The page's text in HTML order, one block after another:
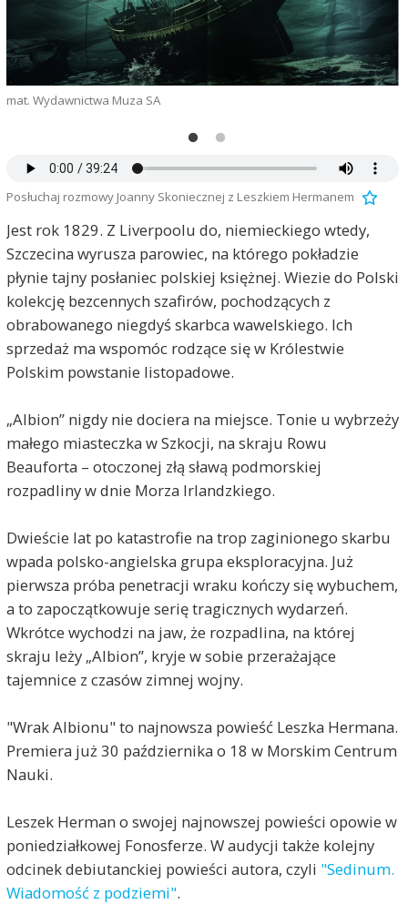
mat. Wydawnictwa Muza SA
Posłuchaj rozmowy Joanny Skoniecznej z Leszkiem Hermanem
Jest rok 1829. Z Liverpoolu do, niemieckiego wtedy,
Szczecina wyrusza parowiec, na którego pokładzie
płynie tajny posłaniec polskiej księżnej. Wiezie do Polski
kolekcję bezcennych szafirów, pochodzących z
obrabowanego niegdyś skarbca wawelskiego. Ich
sprzedaż ma wspomóc rodzące się w Królestwie
Polskim powstanie listopadowe.
„Albion” nigdy nie dociera na miejsce. Tonie u wybrzeży
małego miasteczka w Szkocji, na skraju Rowu
Beauforta – otoczonej złą sławą podmorskiej
rozpadliny w dnie Morza Irlandzkiego.
Dwieście lat po katastrofie na trop zaginionego skarbu
wpada polsko-angielska grupa eksploracyjna. Już
pierwsza próba penetracji wraku kończy się wybuchem,
a to zapoczątkowuje serię tragicznych wydarzeń.
Wkrótce wychodzi na jaw, że rozpadlina, na której
skraju leży „Albion”, kryje w sobie przerażające
tajemnice z czasów zimnej wojny.
"Wrak Albionu" to najnowsza powieść Leszka Hermana.
Premiera już 30 października o 18 w Morskim Centrum
Nauki.
Leszek Herman o swojej najnowszej powieści opowie w
poniedziałkowej Fonosferze. W audycji także kolejny
odcinek debiutanckiej powieści autora, czyli "Sedinum.
Wiadomość z podziemi".